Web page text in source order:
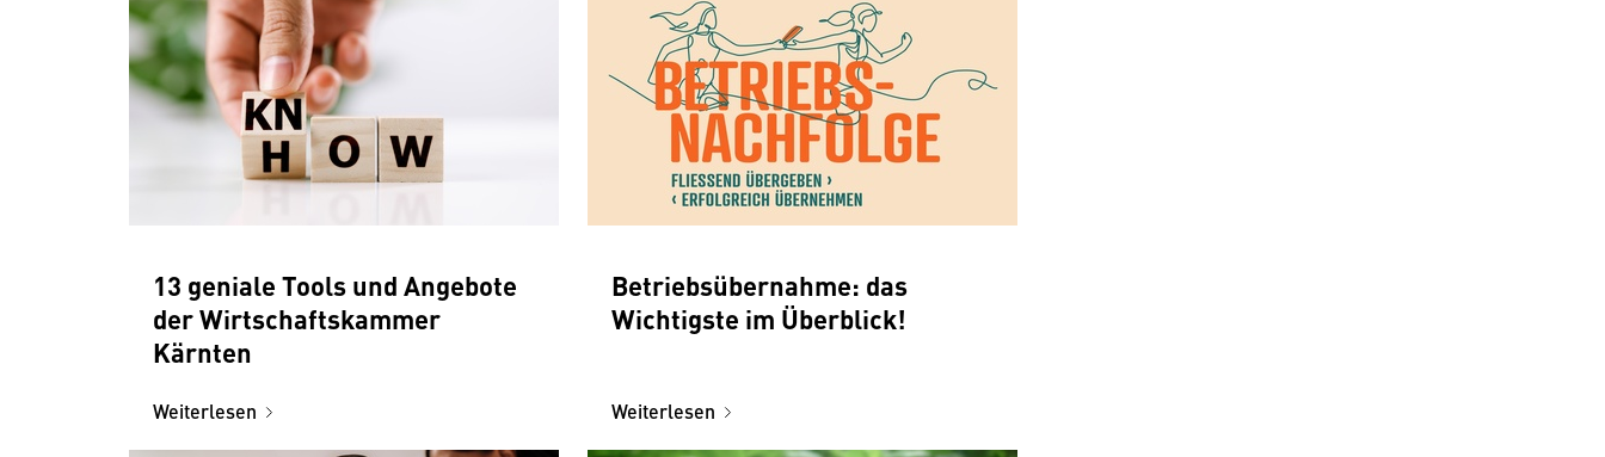
13 geniale Tools und Angebote
der Wirtschaftskammer
Kärnten
Weiterlesen
Betriebsübernahme: das
Wichtigste im Überblick!
Weiterlesen